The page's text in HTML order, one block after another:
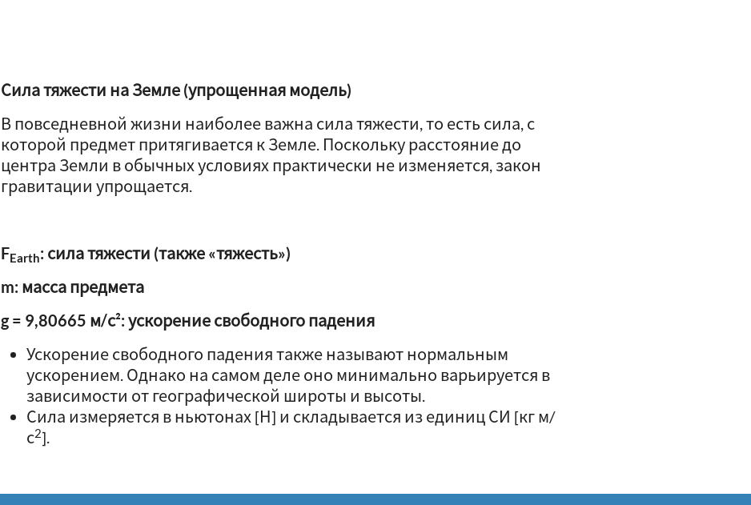
Сила тяжести на Земле (упрощенная модель)
В повседневной жизни наиболее важна сила тяжести, то есть сила, с
которой предмет притягивается к Земле. Поскольку расстояние до
центра Земли в обычных условиях практически не изменяется, закон
гравитации упрощается.
FEarth: сила тяжести (также «тяжесть»)
m: масса предмета
g = 9,80665 м/с²: ускорение свободного падения
Ускорение свободного падения также называют нормальным
ускорением. Однако на самом деле оно минимально варьируется в
зависимости от географической широты и высоты.
Сила измеряется в ньютонах [Н] и складывается из единиц СИ [кг м/
с2].